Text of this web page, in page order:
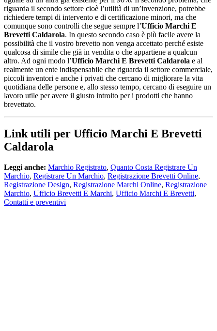
riguarda il secondo settore cioè l’utilità di un’invenzione, potrebbe
richiedere tempi di intervento e di certificazione minori, ma che
comunque sono controlli che segue sempre l’Ufficio Marchi E
Brevetti Caldarola. In questo secondo caso è più facile avere la
possibilità che il vostro brevetto non venga accettato perché esiste
qualcosa di simile che già in vendita o che appartiene a qualcun
altro. Ad ogni modo l’Ufficio Marchi E Brevetti Caldarola e al
realmente un ente indispensabile che riguarda il settore commerciale,
piccoli inventori e anche i privati che cercano di migliorare la vita
quotidiana delle persone e, allo stesso tempo, cercano di eseguire un
lavoro utile per avere il giusto introito per i prodotti che hanno
brevettato.
Link utili per Ufficio Marchi E Brevetti
Caldarola
Leggi anche: Marchio Registrato, Quanto Costa Registrare Un
Marchio, Registrare Un Marchio, Registrazione Brevetti Online,
Registrazione Design, Registrazione Marchi Online, Registrazione
Marchio, Ufficio Brevetti E Marchi, Ufficio Marchi E Brevetti,
Contatti e preventivi